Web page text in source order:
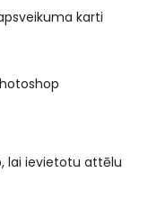
karti
lai ievietotu attēlu